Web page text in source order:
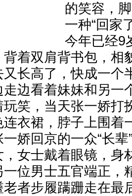
的笑容，
一种“回家
今年已经9
着双肩背书包，相
长高了，快成一个
边看着妹妹和另一
笑，当天张一娇打
衣裙，脖子上围着
娇回京的一众“长
女士戴着眼镜，身
位男士五官端正，
者步履蹒跚走在最